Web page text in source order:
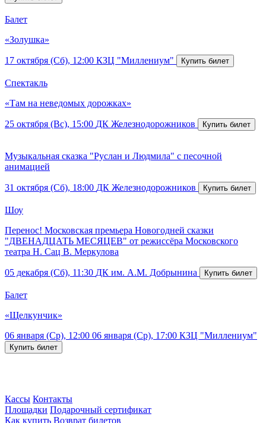
Балет
«Золушка»
17 октября (Сб), 12:00 КЗЦ "Миллениум"
Спектакль
«Там на неведомых дорожках»
25 октября (Вс), 15:00 ДК Железнодорожников
Музыкальная сказка "Руслан и Людмила" с песочной
анимацией
31 октября (Сб), 18:00 ДК Железнодорожников
Шоу
Перенос! Московская премьера Новогодней сказки
"ДВЕНАДЦАТЬ МЕСЯЦЕВ" от режиссёра Московского
театра Н. Сац В. Меркулова
05 декабря (Сб), 11:30 ДК им. А.М. Добрынина
Балет
«Щелкунчик»
06 января (Ср), 12:00 06 января (Ср), 17:00 КЗЦ "Миллениум"
Кассы Контакты
Площадки Подарочный сертификат
Как купить Возврат билетов